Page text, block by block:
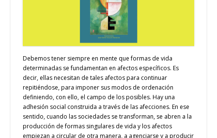
Debemos tener siempre en mente que formas de vida
determinadas se fundamentan en afectos específicos. Es
decir, ellas necesitan de tales afectos para continuar
repitiéndose, para imponer sus modos de ordenación
definiendo, con ello, el campo de los posibles. Hay una
adhesión social construida a través de las afecciones.En ese
sentido, cuando las sociedades se transforman, se abren a la
producción de formas singulares de vida y los afectos
empiezan a circular de otra manera, a agenciarse y a producir